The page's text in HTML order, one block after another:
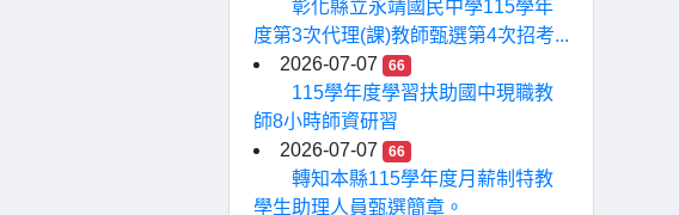
彰化縣立永靖國民中學115學年
度第3次代理(課)教師甄選第4次招考...
2026-07-07
66
115學年度學習扶助國中現職教
師8小時師資研習
2026-07-07
66
轉知本縣115學年度月薪制特教
學生助理人員甄選簡章。